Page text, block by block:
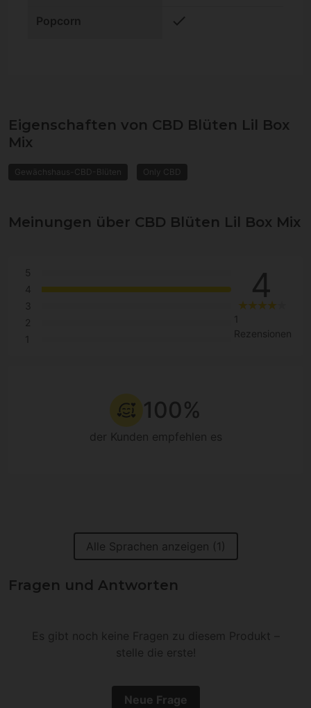
Popcorn check
Eigenschaften von CBD Blüten Lil Box
Mix
Gewächshaus-CBD-Blüten Only CBD
Meinungen über CBD Blüten Lil Box Mix
5
4
3
2
1
4
1
Rezensionen
100%
der Kunden empfehlen es
Alle Sprachen anzeigen (1)
Fragen und Antworten
Es gibt noch keine Fragen zu diesem Produkt –
stelle die erste!
Neue Frage